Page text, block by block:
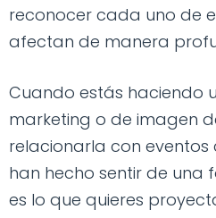
reconocer cada uno de
afectan de manera
Cuando estás haciendo
marketing o de imagen
relacionarla con eventos
han hecho sentir de una
es lo que quieres